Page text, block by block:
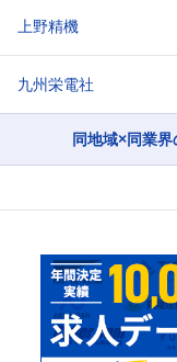
上野精機
九州栄電社
同地域×同業